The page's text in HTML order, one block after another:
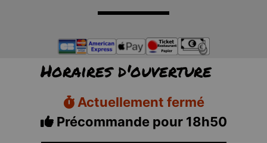
Horaires d'ouverture
Actuellement fermé
Précommande pour 18h50